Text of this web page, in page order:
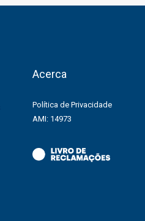
Acerca
Política de Privacidade
AMI: 14973